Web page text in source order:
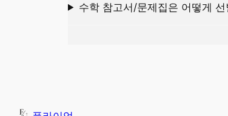
수학 참고서/문제집은 어떻게